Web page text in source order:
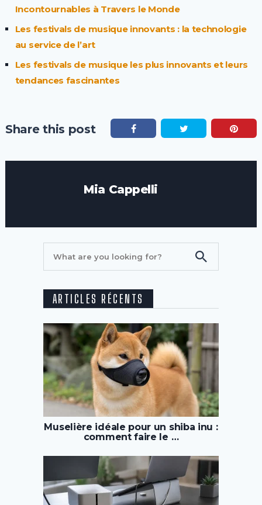
Incontournables à Travers le Monde
Les festivals de musique innovants : la technologie
au service de l’art
Les festivals de musique les plus innovants et leurs
tendances fascinantes
Share this post
Mia Cappelli
ARTICLES RÉCENTS
Muselière idéale pour un shiba inu :
comment faire le …